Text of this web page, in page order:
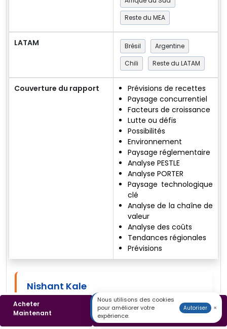
Reste du MEA
LATAM Brésil
Argentine
Chili
Reste du LATAM
Couverture du rapport
Prévisions de recettes
Paysage concurrentiel
Facteurs de croissance
Lutte ou défis
Possibilités
Environnement
Paysage réglementaire
Analyse PESTLE
Analyse PORTER
Paysage technologique
clé
Analyse de la chaîne de
valeur
Analyse des coûts
Tendances régionales
Prévisions
Nishant Kale
Analyste d'études de marché
Nishant K est analyste d'études de marché chez
Consegic Business Intelligence, avec plus de trois
Acheter
Maintenant
Télécharger un
Échantillon
Nous utilisons des cookies
pour améliorer votre
expérience.
Autoriser ×